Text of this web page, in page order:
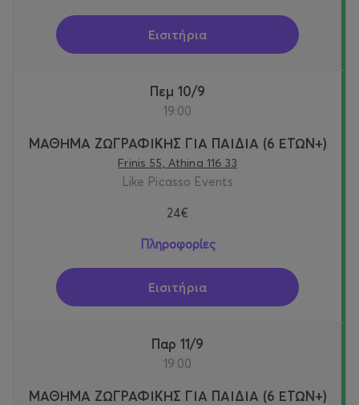
Εισιτήρια
Πεμ 10/9
19:00
ΜΑΘΗΜΑ ΖΩΓΡΑΦΙΚΗΣ ΓΙΑ ΠΑΙΔΙΑ (6 ΕΤΩΝ+)
Frinis 55, Athina 116 33
Like Picasso Events
24€
Πληροφορίες
Εισιτήρια
Παρ 11/9
19:00
ΜΑΘΗΜΑ ΖΩΓΡΑΦΙΚΗΣ ΓΙΑ ΠΑΙΔΙΑ (6 ΕΤΩΝ+)